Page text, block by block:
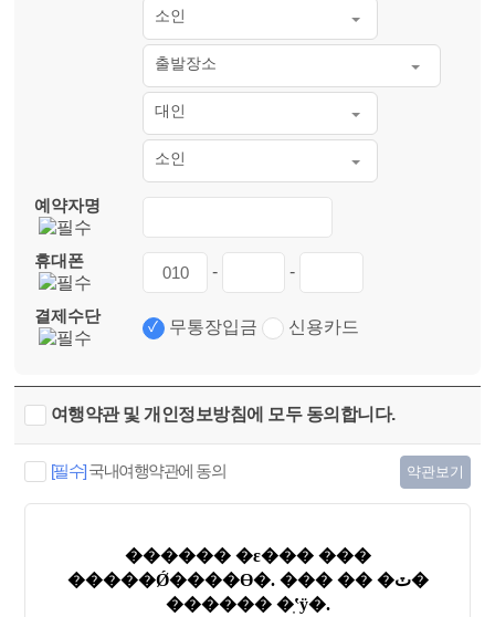
소인
출발장소
대인
소인
예약자명
휴대폰
- -
결제수단
무통장입금 신용카드
여행약관 및 개인정보방침에 모두 동의합니다.
[필수]국내여행약관에 동의 약관보기